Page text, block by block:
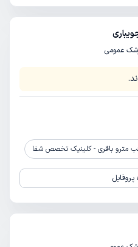
عمومی
مترو باقری - کلینیک تخصص شفا